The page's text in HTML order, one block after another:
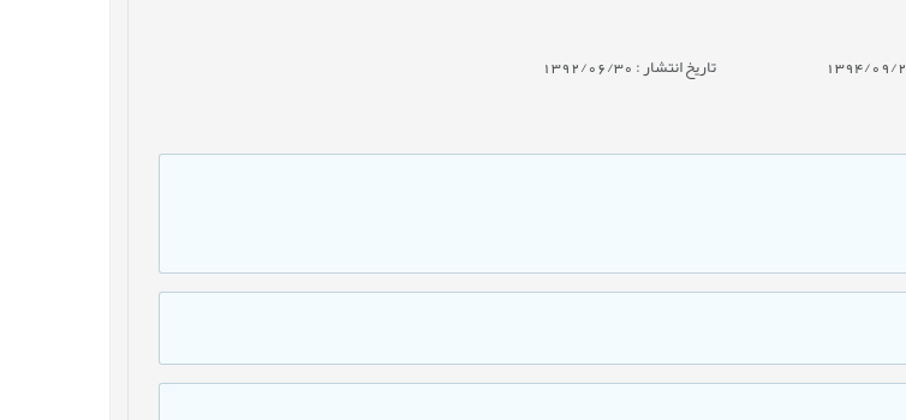
تاریخ انتشار : 1392/06/30